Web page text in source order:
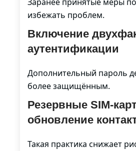
избежать проблем.
Включение
аутентификации
Дополнительный пароль
более защищённым.
Резервные SIM-
обновление
Такая практика снижает